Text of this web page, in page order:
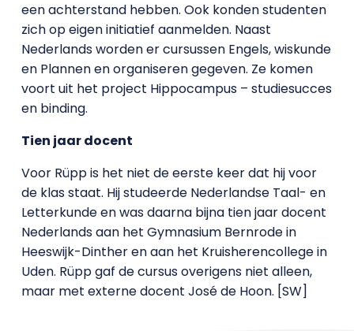
een achterstand hebben. Ook konden studenten
zich op eigen initiatief aanmelden. Naast
Nederlands worden er cursussen Engels, wiskunde
en Plannen en organiseren gegeven. Ze komen
voort uit het project Hippocampus – studiesucces
en binding.
Tien jaar docent
Voor Rüpp is het niet de eerste keer dat hij voor
de klas staat. Hij studeerde Nederlandse Taal- en
Letterkunde en was daarna bijna tien jaar docent
Nederlands aan het Gymnasium Bernrode in
Heeswijk-Dinther en aan het Kruisherencollege in
Uden. Rüpp gaf de cursus overigens niet alleen,
maar met externe docent José de Hoon. [SW]